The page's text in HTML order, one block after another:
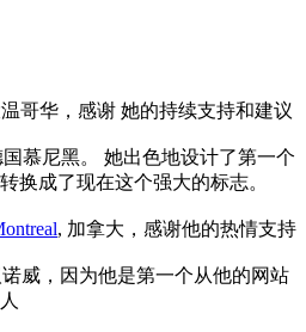
哥华，感谢 她的持续支持和建议
国慕尼黑。 她出色地设计了第一个
换成了现在这个强大的标志。
, 加拿大，感谢他的热情支持
威，因为他是第一个从他的网站